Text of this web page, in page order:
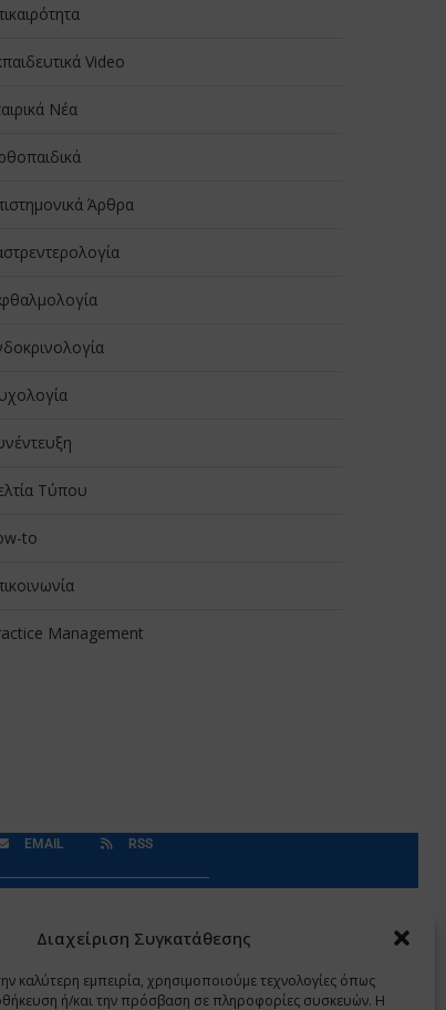
Διαχείριση Συγκατάθεσης
καλύτερη εμπειρία, χρησιμοποιούμε τεχνολογίες όπως
ή/και την πρόσβαση σε πληροφορίες συσκευών. Η
Video
Νέα
Άρθρα
Τύπου
to
Management
EMAIL RSS